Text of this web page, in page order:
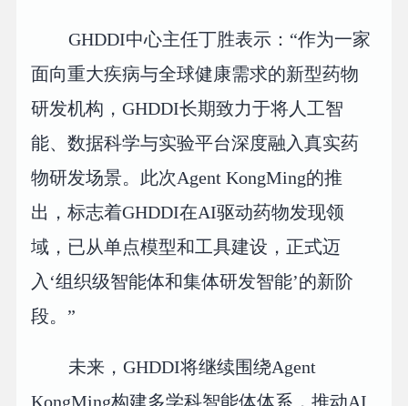
GHDDI中心主任丁胜表示：“作为一家
面向重大疾病与全球健康需求的新型药物
研发机构，GHDDI长期致力于将人工智
能、数据科学与实验平台深度融入真实药
物研发场景。此次Agent KongMing的推
出，标志着GHDDI在AI驱动药物发现领
域，已从单点模型和工具建设，正式迈
入‘组织级智能体和集体研发智能’的新阶
段。”
未来，GHDDI将继续围绕Agent
KongMing构建多学科智能体体系，推动AI